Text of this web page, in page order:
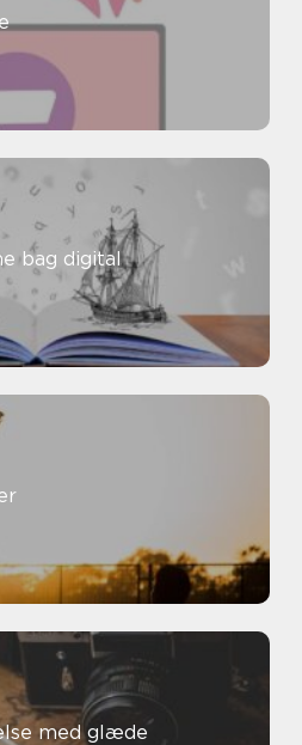
bag digital
med glæde